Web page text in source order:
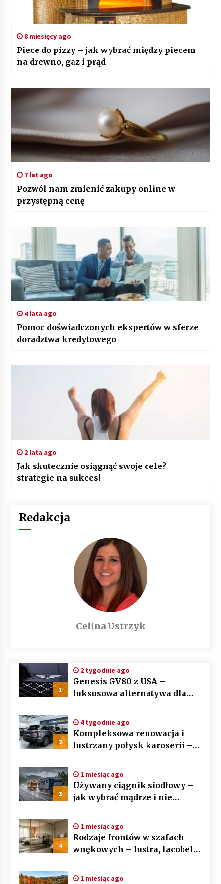
8 miesięcy ago
Piece do pizzy – jak wybrać między piecem
na drewno, gaz i prąd
7 lat ago
Pozwól nam zmienić zakupy online w
przystępną cenę
4 lata ago
Pomoc doświadczonych ekspertów w sferze
doradztwa kredytowego
2 lata ago
Jak skutecznie osiągnąć swoje cele?
strategie na sukces!
Redakcja
Celina Ustrzyk
1
2 tygodnie ago
Genesis GV80 z USA –
luksusowa alternatywa dla
2
4 tygodnie ago
Kompleksowa renowacja i
lustrzany połysk karoserii –
3
1 miesiąc ago
Używany ciągnik siodłowy –
jak wybrać mądrze i nie
po kroku
4
1 miesiąc ago
Rodzaje frontów w szafach
wnękowych – lustra, lacobel
1 miesiąc ago